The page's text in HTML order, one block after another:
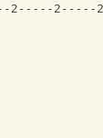
2-----2-----